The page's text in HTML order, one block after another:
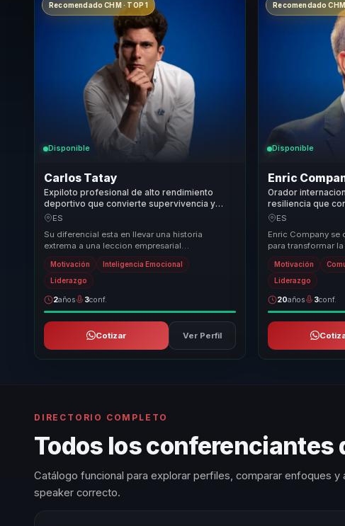
Recomendado CHM · TOP 1
Disponible
Carlos Tatay
Expiloto profesional de alto rendimiento
deportivo que convierte supervivencia y
resiliencia en fortaleza mental para equipos.
ES
Su diferencial esta en llevar una historia
extrema a una leccion empresarial
profundamente aplicable. No se queda en
inspiracion emociona...
Motivación Inteligencia Emocional
Liderazgo
2años 3conf.
Cotizar Ver Perfil
Recomendado CHM
Disponible
Enric
Orador
resiliencia que
mentalidad en
ES
Enric Company se
para transformar
enfoque único
conocimie...
Motivación
Liderazgo
20años 3conf.
DIRECTORIO COMPLETO
Todos los conferenciantes
Catálogo funcional para explorar perfiles, comparar enfoques y
speaker correcto.